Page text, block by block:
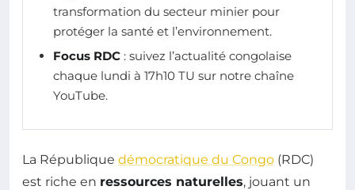
transformation du secteur minier pour
protéger la santé et l’environnement.
Focus RDC : suivez l’actualité congolaise
chaque lundi à 17h10 TU sur notre chaîne
YouTube.
La République démocratique du Congo (RDC)
est riche en ressources naturelles, jouant un